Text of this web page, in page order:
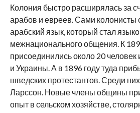
Колония быстро расширялась за
арабов и евреев. Сами колонисты
арабский язык, который стал
межнационального общения. К
присоединились около 20
и Украины. А в 1896 году туда
шведских протестантов. Среди
Ларссон. Новые члены общины
опыт в сельском хозяйстве,